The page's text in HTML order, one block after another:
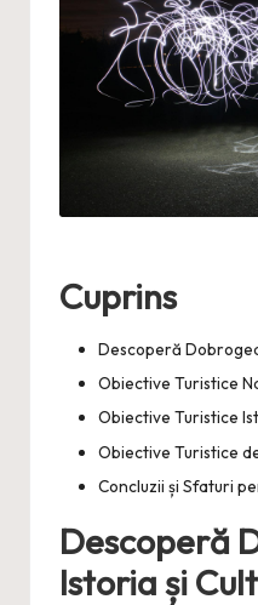
Cuprins
Descoperă
Obiective Turistice
Obiective Turistice
Obiective Turistice
Concluzii și Sfaturi
Descoperă
Istoria și